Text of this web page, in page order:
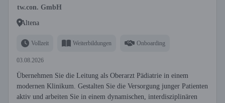
tw.con. GmbH
Altena
Vollzeit Weiterbildungen Onboarding
03.08.2026
Übernehmen Sie die Leitung als Oberarzt Pädiatrie in einem
modernen Klinikum. Gestalten Sie die Versorgung junger Patienten
aktiv und arbeiten Sie in einem dynamischen, interdisziplinären